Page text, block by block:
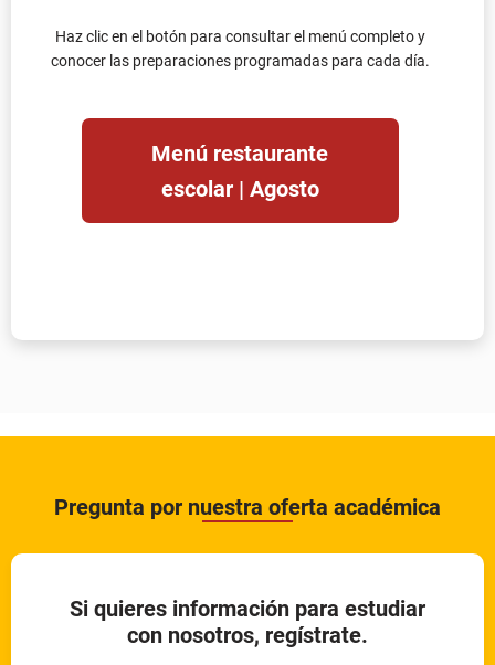
Haz clic en el botón para consultar el menú completo y
conocer las preparaciones programadas para cada día.
Menú restaurante
escolar | Agosto
Pregunta por nuestra oferta académica
Si quieres información para estudiar
con nosotros, regístrate.